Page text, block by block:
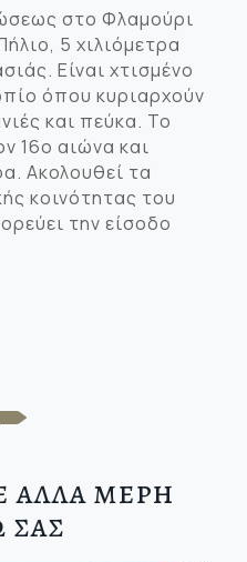
στο Φλαμούρι
5 χιλιόμετρα
Είναι χτισμένο
όπου κυριαρχούν
και πεύκα. Το
16ο αιώνα και
Ακολουθεί τα
κοινότητας του
την είσοδο
αλλα μερη
σας